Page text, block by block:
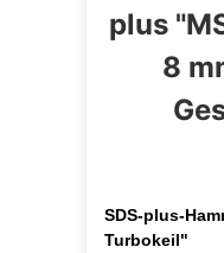
plus
8
SDS-plus-
Turbokeil"